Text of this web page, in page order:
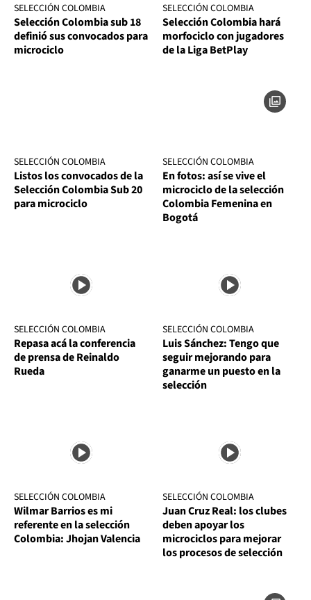
SELECCIÓN COLOMBIA
Selección Colombia sub 18
definió sus convocados para
microciclo
SELECCIÓN COLOMBIA
Selección Colombia hará
morfociclo con jugadores
de la Liga BetPlay
SELECCIÓN COLOMBIA
Listos los convocados de la
Selección Colombia Sub 20
para microciclo
SELECCIÓN COLOMBIA
En fotos: así se vive el
microciclo de la selección
Colombia Femenina en
Bogotá
SELECCIÓN COLOMBIA
Repasa acá la conferencia
de prensa de Reinaldo
Rueda
SELECCIÓN COLOMBIA
Luis Sánchez: Tengo que
seguir mejorando para
ganarme un puesto en la
selección
SELECCIÓN COLOMBIA
Wilmar Barrios es mi
referente en la selección
Colombia: Jhojan Valencia
SELECCIÓN COLOMBIA
Juan Cruz Real: los clubes
deben apoyar los
microciclos para mejorar
los procesos de selección